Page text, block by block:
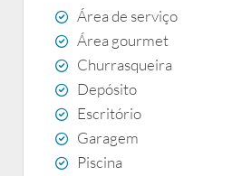
Área de serviço
Área gourmet
Churrasqueira
Depósito
Escritório
Garagem
Piscina